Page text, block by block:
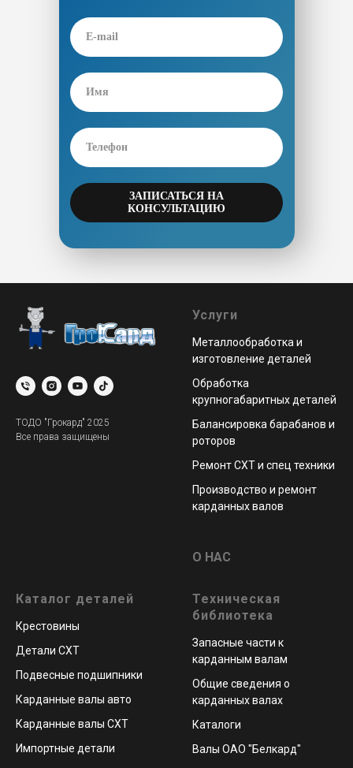
ЗАПИСАТЬСЯ НА
КОНСУЛЬТАЦИЮ
ТОДО "Грокард" 2025
Все права защищены
Услуги
Металлообработка и
изготовление деталей
Обработка
крупногабаритных деталей
Балансировка барабанов и
роторов
Ремонт СХТ и спец техники
Производство и ремонт
карданных валов
О НАС
Каталог деталей
Крестовины
Детали СХТ
Подвесные подшипники
Карданные валы авто
Карданные валы СХТ
Импортные детали
Техническая
библиотека
Запасные части к
карданным валам
Общие сведения о
карданных валах
Каталоги
Валы ОАО "Белкард"